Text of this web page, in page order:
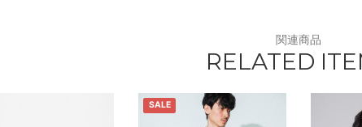
関連商品
RELATED
SALE